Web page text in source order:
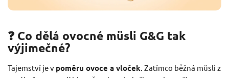
❓ Co dělá ovocné müsli G&G tak
výjimečné?
Tajemství je v poměru ovoce a vloček. Zatímco běžná müsli z